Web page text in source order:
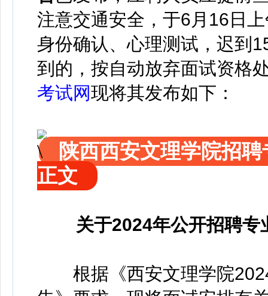
注意交通安全，于6月16日
身份确认、心理测试，迟到
到的，按自动放弃面试资格
考试网现将其发布如下：
陕西西安文理学院招
正文
关于2024年公开招聘
根据《西安文理学院